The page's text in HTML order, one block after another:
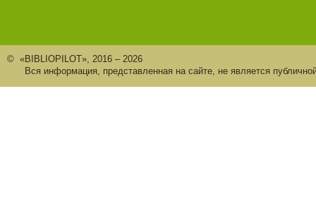
© «BIBLIOPILOT», 2016 – 2026
Вся информация, представленная на сайте, не является